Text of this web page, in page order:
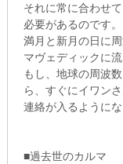
それに常に合わせ
必要があるのです。
満月と新月の日に
マヴェディックに流
もし、地球の周波
ら、すぐにイワン
連絡が入るようにな
■過去世のカルマ